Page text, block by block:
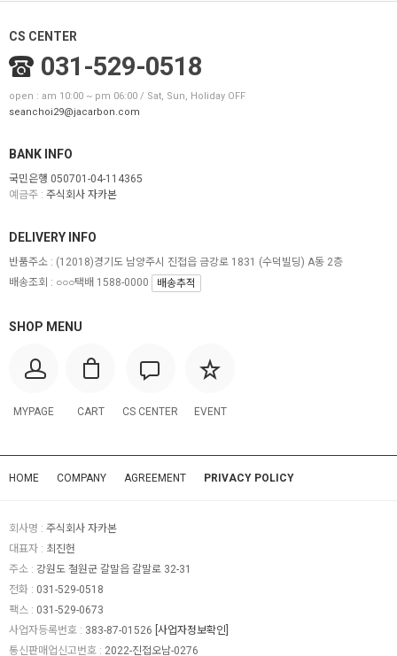
CS CENTER
031-529-0518
open : am 10:00 ~ pm 06:00 / Sat, Sun, Holiday OFF
seanchoi29@jacarbon.com
BANK INFO
국민은행 050701-04-114365
예금주 : 주식회사 자카본
SHOP MENU
MYPAGE CART CS CENTER EVENT
DELIVERY INFO
반품주소 : (12018)경기도 남양주시 진접읍 금강로 1831 (수덕빌딩) A동 2층
배송조회 : ○○○택배 1588-0000
배송추적
HOME COMPANY AGREEMENT PRIVACY POLICY
회사명 : 주식회사 자카본
대표자 : 최진헌
주소 : 강원도 철원군 갈말읍 갈말로 32-31
전화 : 031-529-0518
팩스 : 031-529-0673
사업자등록번호 : 383-87-01526 [사업자정보확인]
통신판매업신고번호 : 2022-진접오남-0276